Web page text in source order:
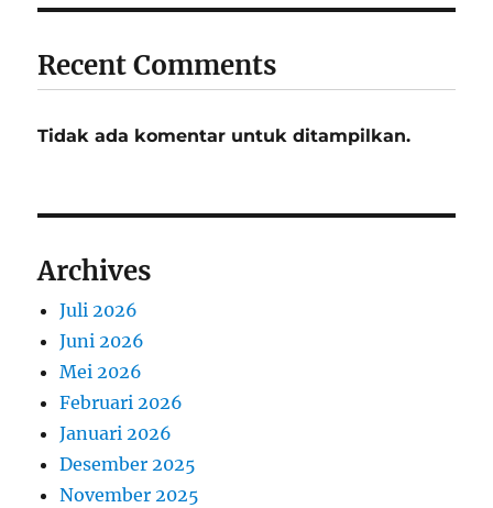
Recent Comments
Tidak ada komentar untuk ditampilkan.
Archives
Juli 2026
Juni 2026
Mei 2026
Februari 2026
Januari 2026
Desember 2025
November 2025